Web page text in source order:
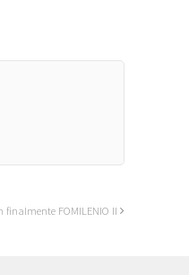
finalmente FOMILENIO II